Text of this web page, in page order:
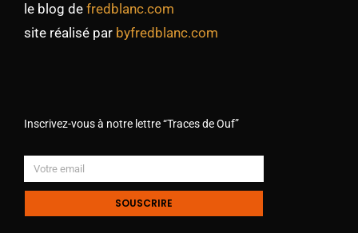
le blog de fredblanc.com
site réalisé par byfredblanc.com
Inscrivez-vous à notre lettre “Traces de Ouf”
SOUSCRIRE